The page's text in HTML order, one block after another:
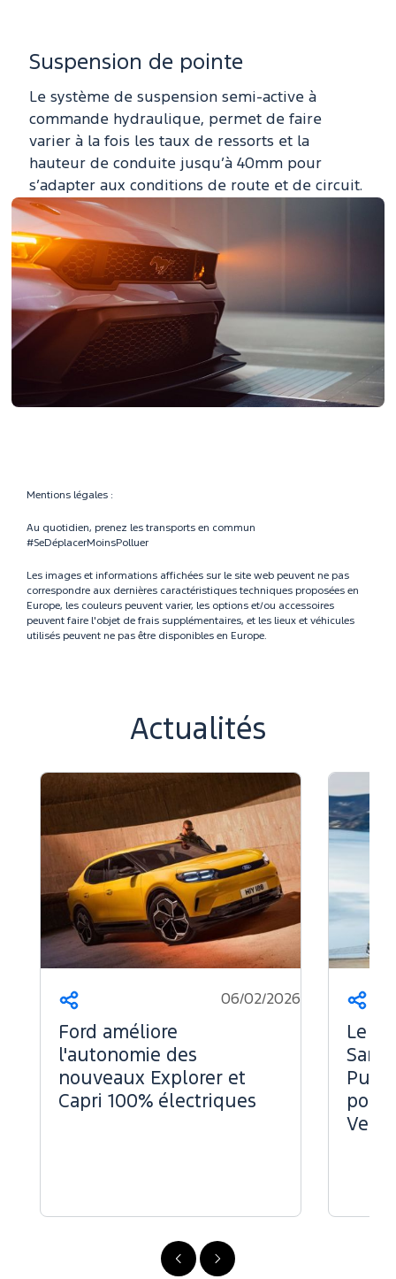
Suspension de pointe
Le système de suspension semi-active à
commande hydraulique, permet de faire
varier à la fois les taux de ressorts et la
hauteur de conduite jusqu’à 40mm pour
s’adapter aux conditions de route et de circuit.
Mentions légales :
Au quotidien, prenez les transports en commun
#SeDéplacerMoinsPolluer
Les images et informations affichées sur le site web peuvent ne pas
correspondre aux dernières caractéristiques techniques proposées en
Europe, les couleurs peuvent varier, les options et/ou accessoires
peuvent faire l'objet de frais supplémentaires, et les lieux et véhicules
utilisés peuvent ne pas être disponibles en Europe.
Actualités
Suivant
Précédent
Partager 06/02/2026
Ford améliore
l'autonomie des
nouveaux Explorer et
Capri 100% électriques
Le
Sans
pour